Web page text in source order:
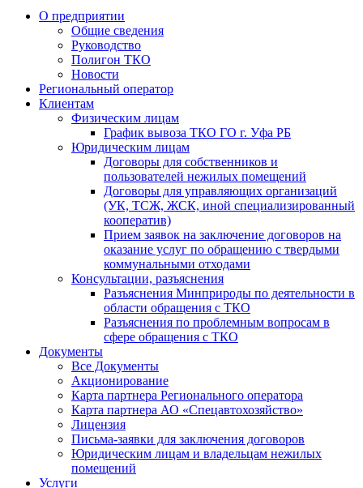
О предприятии
Общие сведения
Руководство
Полигон ТКО
Новости
Региональный оператор
Клиентам
Физическим лицам
График вывоза ТКО ГО г. Уфа РБ
Юридическим лицам
Договоры для собственников и
пользователей нежилых помещений
Договоры для управляющих организаций
(УК, ТСЖ, ЖСК, иной специализированный
кооператив)
Прием заявок на заключение договоров на
оказание услуг по обращению с твердыми
коммунальными отходами
Консультации, разъяснения
Разъяснения Минприроды по деятельности в
области обращения с ТКО
Разъяснения по проблемным вопросам в
сфере обращения с ТКО
Документы
Все Документы
Акционирование
Карта партнера Регионального оператора
Карта партнера АО «Спецавтохозяйство»
Лицензия
Письма-заявки для заключения договоров
Юридическим лицам и владельцам нежилых
помещений
Услуги